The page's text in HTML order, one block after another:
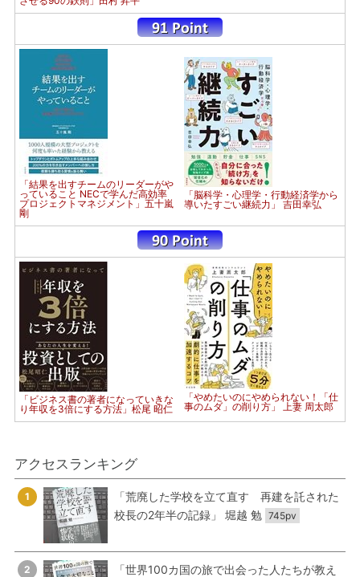
「結果を出すチームのリーダーがや
っていること NECで学んだ高効率
プロジェクトマネジメント」五十嵐
剛
「脳科学・心理学・行動経済学から
導いたすごい継続力」 吉田幸弘
「ビジネス書の著者になっていきな
り年収を3倍にする方法」松尾 昭仁
「やめたいのにやめられない！「仕
事のムダ」の削り方」 上妻 周太郎
アクセスランキング
1
「荒廃した学校を立て直す 再建を託された
校長の2年半の記録」 堀越 勉 745pv
2
「世界100カ国の旅で出会った人たちが教え